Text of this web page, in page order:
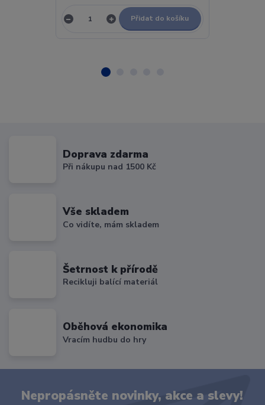
Přidat do košíku
Doprava zdarma
Při nákupu nad 1500 Kč
Vše skladem
Co vidíte, mám skladem
Šetrnost k přírodě
Recikluji balící materiál
Oběhová ekonomika
Vracím hudbu do hry
Nepropásněte novinky, akce a slevy!